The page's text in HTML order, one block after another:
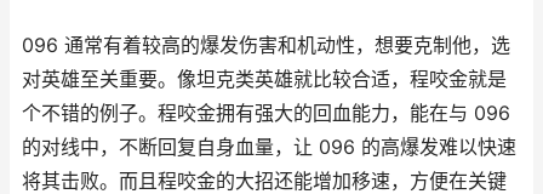
096 通常有着较高的爆发伤害和机动性，想要克制他，选
对英雄至关重要。像坦克类英雄就比较合适，程咬金就是
个不错的例子。程咬金拥有强大的回血能力，能在与 096
的对线中，不断回复自身血量，让 096 的高爆发难以快速
将其击败。而且程咬金的大招还能增加移速，方便在关键